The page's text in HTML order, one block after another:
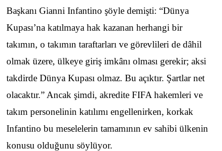
Başkanı Gianni Infantino şöyle demişti: “Dünya
Kupası’na katılmaya hak kazanan herhangi bir
takımın, o takımın taraftarları ve görevlileri de dâhil
olmak üzere, ülkeye giriş imkânı olması gerekir; aksi
takdirde Dünya Kupası olmaz. Bu açıktır. Şartlar net
olacaktır.” Ancak şimdi, akredite FIFA hakemleri ve
takım personelinin katılımı engellenirken, korkak
Infantino bu meselelerin tamamının ev sahibi ülkenin
konusu olduğunu söylüyor.